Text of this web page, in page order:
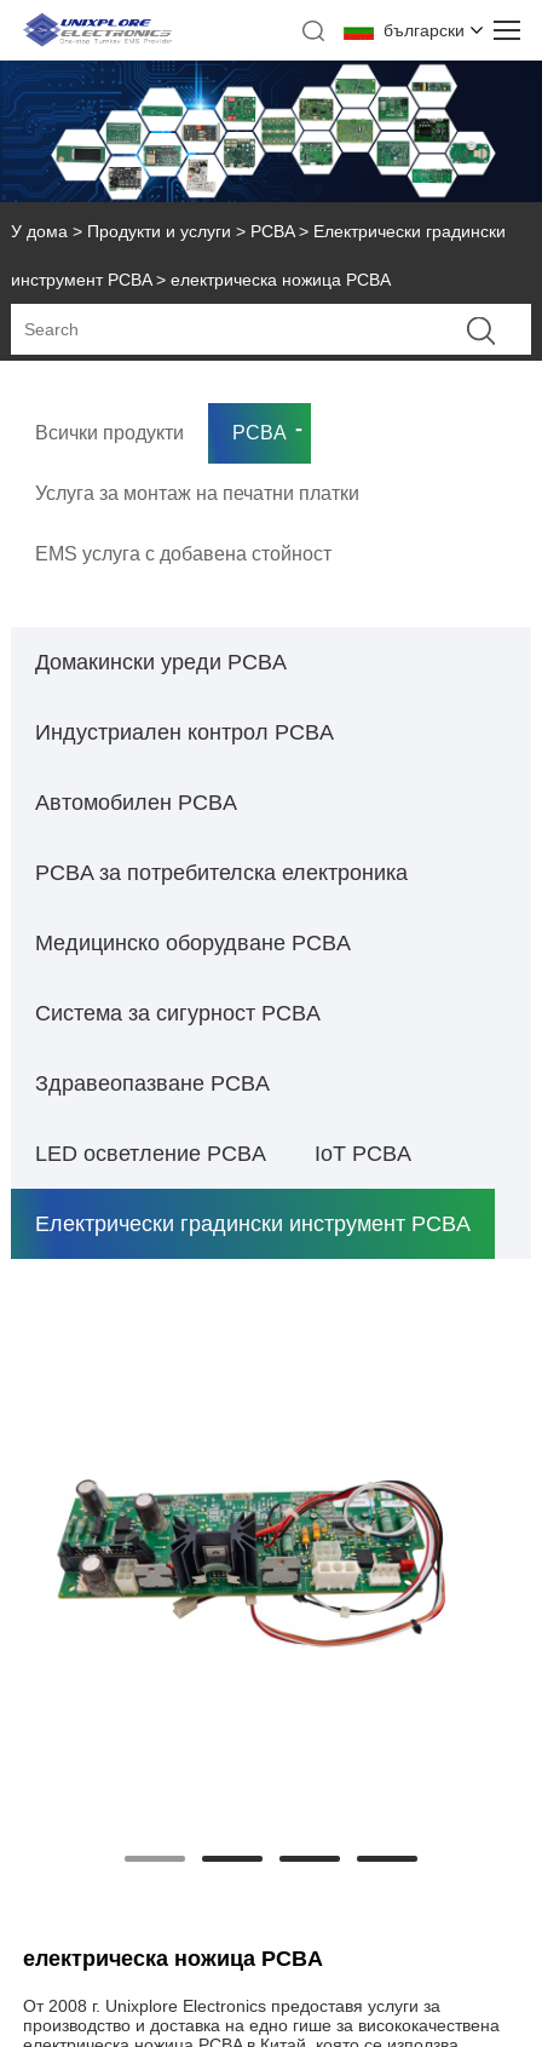
български
У дома > Продукти и услуги > PCBA> Електрически градински
инструмент PCBA> електрическа ножица PCBA
Всички продукти PCBA
Услуга за монтаж на печатни платки
EMS услуга с добавена стойност
Домакински уреди PCBA
Индустриален контрол PCBA
Автомобилен PCBA
PCBA за потребителска електроника
Медицинско оборудване PCBA
Система за сигурност PCBA
Здравеопазване PCBA
LED осветление PCBA IoT PCBA
Електрически градински инструмент PCBA
електрическа ножица PCBA
От 2008 г. Unixplore Electronics предоставя услуги за
производство и доставка на едно гише за висококачествена